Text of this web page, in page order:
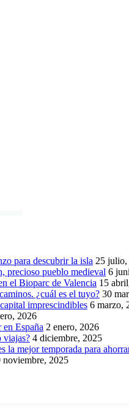
para descubrir la isla 25 julio,
precioso pueblo medieval 6
el Bioparc de Valencia 15
¿cuál es el tuyo? 30
imprescindibles 6 marzo,
2026
en España 2 enero, 2026
viajas? 4 diciembre, 2025
la mejor temporada para
noviembre, 2025